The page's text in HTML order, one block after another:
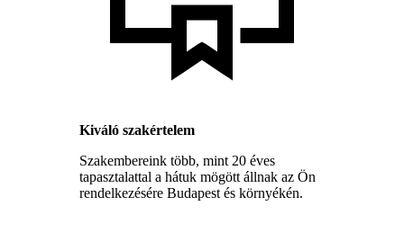
Kiváló szakértelem
Szakembereink több, mint 20 éves
tapasztalattal a hátuk mögött állnak az Ön
rendelkezésére Budapest és környékén.